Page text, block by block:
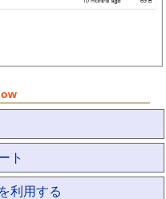
ト
利用する